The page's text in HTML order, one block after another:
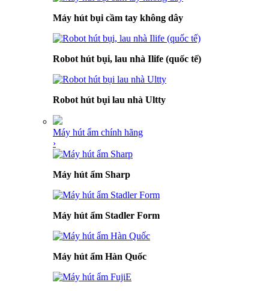
Máy hút bụi cầm tay không dây
Robot hút bụi, lau nhà Ilife (quốc tế)
Robot hút bụi lau nhà Ultty
Máy hút ẩm chính hãng
›
Máy hút ẩm Sharp
Máy hút ẩm Stadler Form
Máy hút ẩm Hàn Quốc